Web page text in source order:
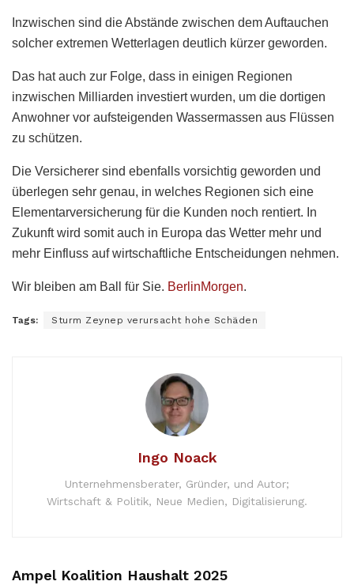
Inzwischen sind die Abstände zwischen dem Auftauchen
solcher extremen Wetterlagen deutlich kürzer geworden.
Das hat auch zur Folge, dass in einigen Regionen
inzwischen Milliarden investiert wurden, um die dortigen
Anwohner vor aufsteigenden Wassermassen aus Flüssen
zu schützen.
Die Versicherer sind ebenfalls vorsichtig geworden und
überlegen sehr genau, in welches Regionen sich eine
Elementarversicherung für die Kunden noch rentiert. In
Zukunft wird somit auch in Europa das Wetter mehr und
mehr Einfluss auf wirtschaftliche Entscheidungen nehmen.
Wir bleiben am Ball für Sie. BerlinMorgen.
Tags: Sturm Zeynep verursacht hohe Schäden
Ingo Noack
Unternehmensberater, Gründer, und Autor;
Wirtschaft & Politik, Neue Medien, Digitalisierung.
Ampel Koalition Haushalt 2025